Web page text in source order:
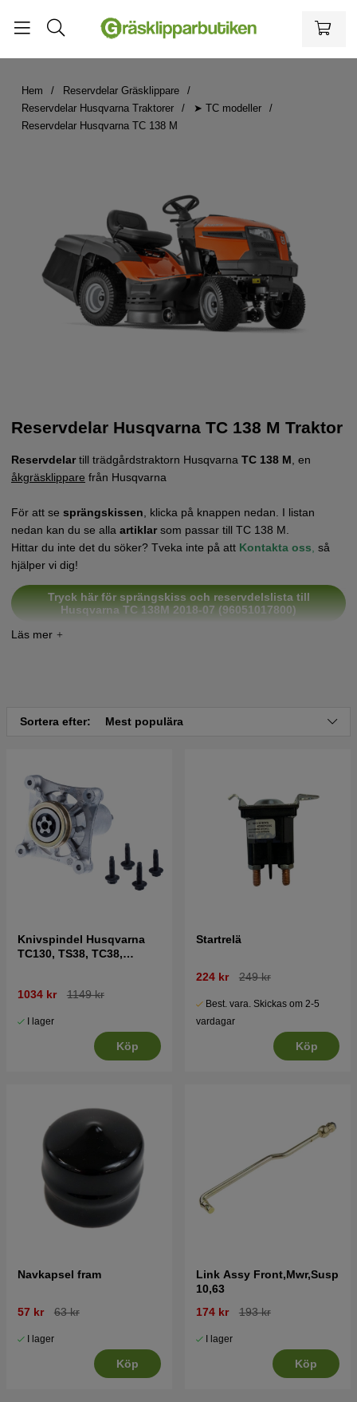
Hem
Reservdelar Gräsklippare
Reservdelar Husqvarna Traktorer
➤ TC modeller
Reservdelar Husqvarna TC 138 M
Reservdelar Husqvarna TC 138 M Traktor
Reservdelartill trädgårdstraktorn Husqvarna TC 138 M , en
åkgräsklippare från Husqvarna
För att se sprängskissen , klicka på knappen nedan. I listan
nedan kan du se alla artiklarsom passar till TC 138 M.
Hittar du inte det du söker? Tveka inte på att Kontakta oss så
hjälper vi dig!
Tryck här för sprängskiss och reservdelslista till
Husqvarna TC 138M 2018-07 (96051017800)
Sortera efter: Mest populära
Knivspindel Husqvarna
TC130, TS38, TC38,
1034 kr 1149 kr
I lager
Köp
Startrelä
224 kr 249 kr
Best. vara. Skickas om 2-5
vardagar
Köp
Navkapsel fram
57 kr 63 kr
I lager
Köp
Link Assy Front,Mwr,Susp
10,63
174 kr
193 kr
I lager
Köp